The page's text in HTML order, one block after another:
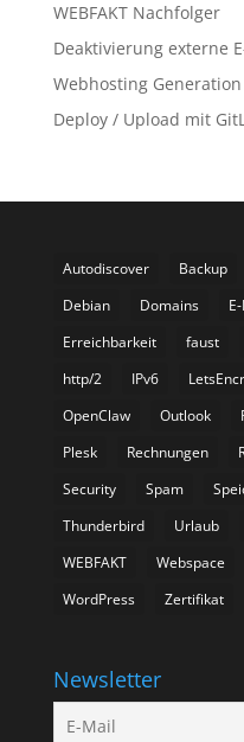
WEBFAKT Nachfolger
Deaktivierung externe
Webhosting
Deploy / Upload mit
Autodiscover Backup
Debian
Domains
Erreichbarkeit
faust
http/2
IPv6
OpenClaw
Outlook
Plesk
Rechnungen
Security
Spam
Thunderbird
Urlaub
WEBFAKT
Webspace
WordPress
Zertifikat
Newsletter